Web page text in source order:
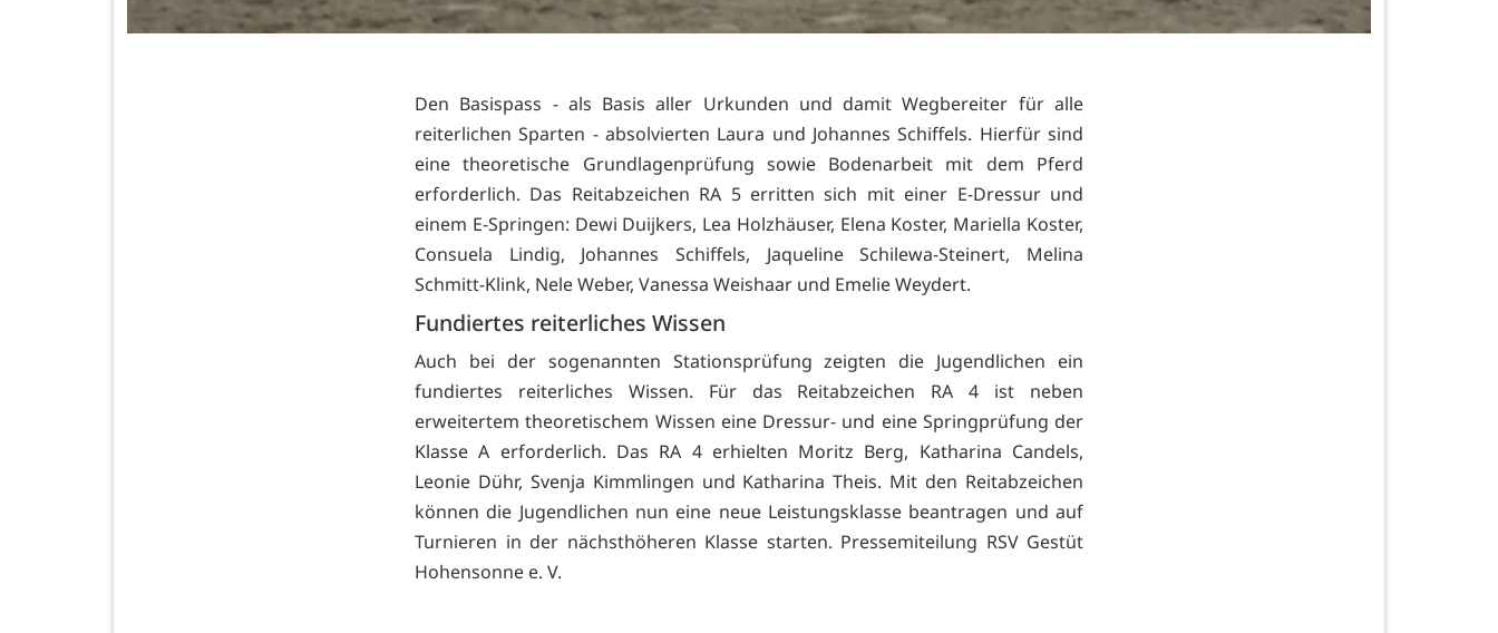
Den Basispass - als Basis aller Urkunden und damit Wegbereiter für alle
reiterlichen Sparten - absolvierten Laura und Johannes Schiffels. Hierfür sind
eine theoretische Grundlagenprüfung sowie Bodenarbeit mit dem Pferd
erforderlich. Das Reitabzeichen RA 5 erritten sich mit einer E-Dressur und
einem E-Springen: Dewi Duijkers, Lea Holzhäuser, Elena Koster, Mariella Koster,
Consuela Lindig, Johannes Schiffels, Jaqueline Schilewa-Steinert, Melina
Schmitt-Klink, Nele Weber, Vanessa Weishaar und Emelie Weydert.
Fundiertes reiterliches Wissen
Auch bei der sogenannten Stationsprüfung zeigten die Jugendlichen ein
fundiertes reiterliches Wissen. Für das Reitabzeichen RA 4 ist neben
erweitertem theoretischem Wissen eine Dressur- und eine Springprüfung der
Klasse A erforderlich. Das RA 4 erhielten Moritz Berg, Katharina Candels,
Leonie Dühr, Svenja Kimmlingen und Katharina Theis. Mit den Reitabzeichen
können die Jugendlichen nun eine neue Leistungsklasse beantragen und auf
Turnieren in der nächsthöheren Klasse starten. Pressemiteilung RSV Gestüt
Hohensonne e. V.